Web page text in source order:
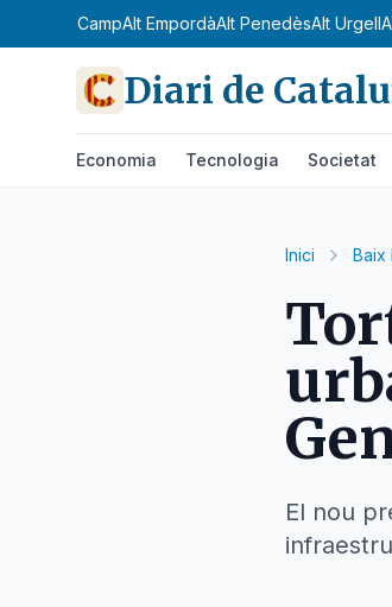
Alt CampAlt EmpordàAlt PenedèsAlt Urgell
Diari de
Economia Tecnologia Societat
Inici Baix
El nou